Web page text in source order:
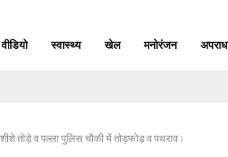
वीडियो स्वास्थ्य खेल मनोरंजन अपराध
तोड़े व पल्ला पुलिस चौकी में तोड़फोड़ व पथराव।